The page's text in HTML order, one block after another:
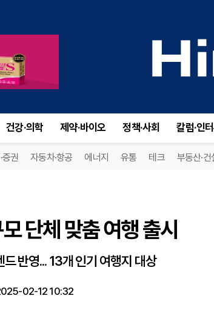
건강·의학 제약·바이오 정책·사회 칼럼·인
증권 자동차·항공 에너지 유통 테크 부동산·건
단체 맞춤 여행 출시
반영... 13개 인기 여행지 대상
02-12 10:32